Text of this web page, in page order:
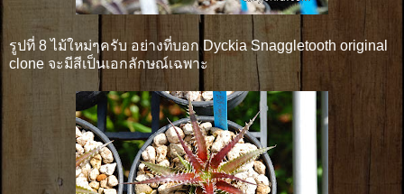
รูปที่ 8 ไม้ใหม่ๆครับ อย่างที่บอก Dyckia Snaggletooth original
clone จะมีสีเป็นเอกลักษณ์เฉพาะ